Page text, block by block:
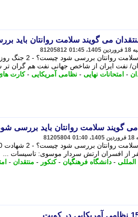
می گویند سلامت روانتان باید
81205812
نفت ایران از شاخص جهانی نفت هم گران تر
- امتحانات نهایی - نظامی آمریکایی -کارت
گویند سلامت روانتان باید بررسی
81205804
- دانشگاه فرهنگیان -کنکور - منتقدان -